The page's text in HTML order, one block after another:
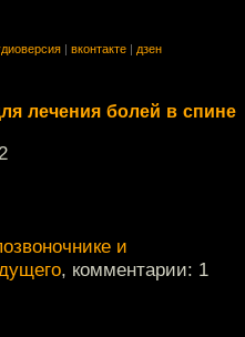
вконтакте дзен
лечения болей в спине
и
, комментарии: 1